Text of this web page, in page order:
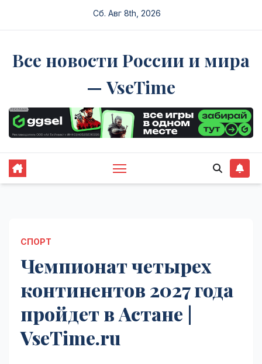
Сб. Авг 8th, 2026
Все новости России и мира
— VseTime
СПОРТ
Чемпионат четырех
континентов 2027 года
пройдет в Астане |
VseTime.ru